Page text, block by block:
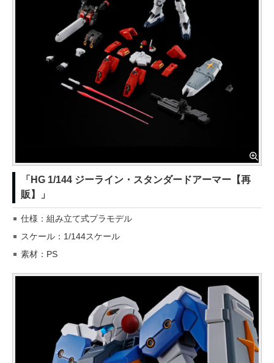
「HG 1/144 ジーライン・スタンダードアーマー【再
販】」
仕様：組み立て式プラモデル
スケール：1/144スケール
素材：PS